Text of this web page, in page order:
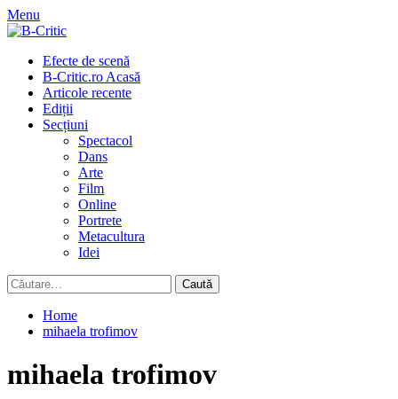
Skip
to
Menu
Primary
Menu
Efecte de scenă
B-Critic.ro Acasă
Articole recente
Ediții
Secțiuni
Spectacol
Dans
Arte
Film
Online
Portrete
Metacultura
Idei
Caută
după:
Home
mihaela trofimov
mihaela trofimov